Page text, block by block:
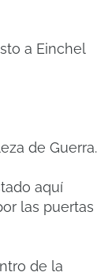
a Einchel
de Guerra.
aquí
las puertas
de la